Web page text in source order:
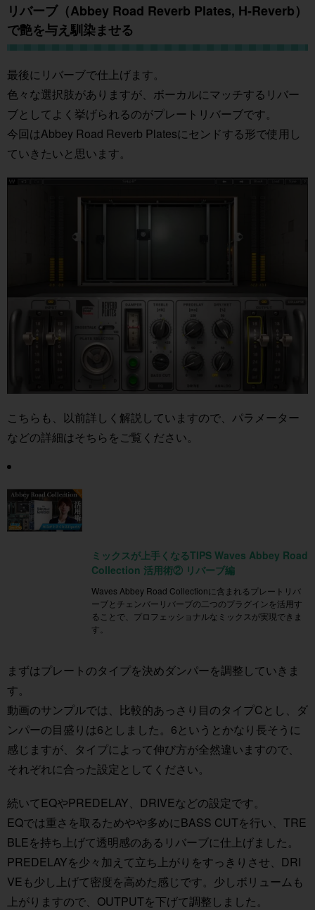
リバーブ（Abbey Road Reverb Plates, H-Reverb）
で艶を与え馴染ませる
最後にリバーブで仕上げます。
色々な選択肢がありますが、ボーカルにマッチするリバー
ブとしてよく挙げられるのがプレートリバーブです。
今回はAbbey Road Reverb Platesにセンドする形で使用し
ていきたいと思います。
こちらも、以前詳しく解説していますので、パラメーター
などの詳細はそちらをご覧ください。
ミックスが上手くなるTIPS Waves Abbey Road
Collection 活用術② リバーブ編
Waves Abbey Road Collectionに含まれるプレートリバ
ーブとチェンバーリバーブの二つのプラグインを活用す
ることで、プロフェッショナルなミックスが実現できま
す。
まずはプレートのタイプを決めダンパーを調整していきま
す。
動画のサンプルでは、比較的あっさり目のタイプCとし、ダ
ンパーの目盛りは6としました。6というとかなり長そうに
感じますが、タイプによって伸び方が全然違いますので、
それぞれに合った設定としてください。
続いてEQやPREDELAY、DRIVEなどの設定です。
EQでは重さを取るためやや多めにBASS CUTを行い、TRE
BLEを持ち上げて透明感のあるリバーブに仕上げました。
PREDELAYを少々加えて立ち上がりをすっきりさせ、DRI
VEも少し上げて密度を高めた感じです。少しボリュームも
上がりますので、OUTPUTを下げて調整しました。